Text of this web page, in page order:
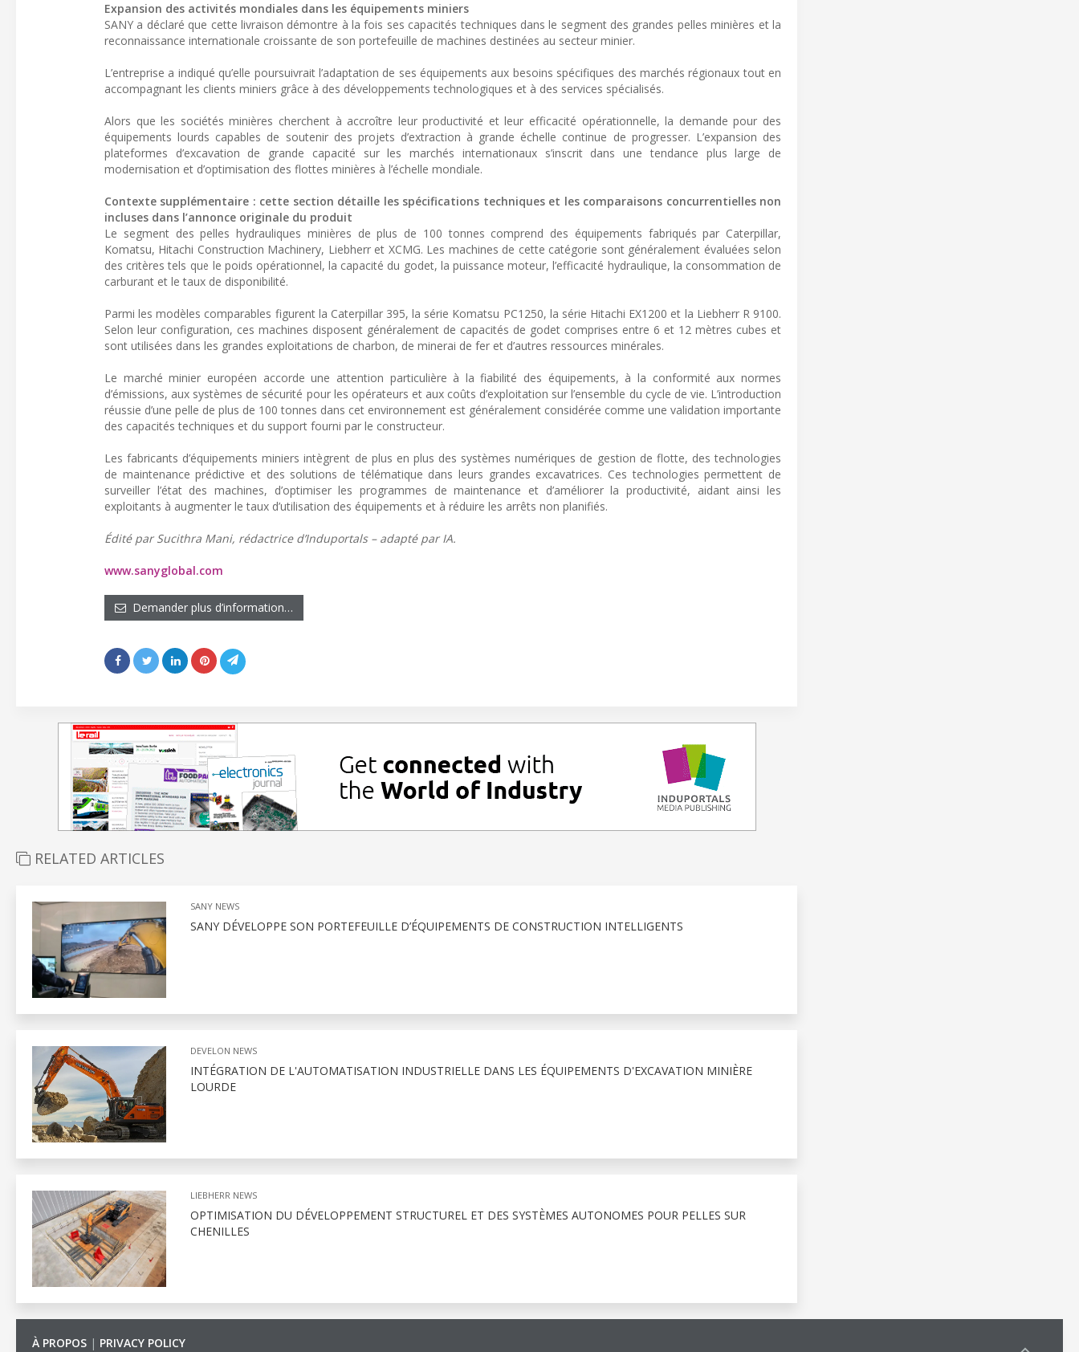
Expansion des activités mondiales dans les équipements miniers
SANY a déclaré que cette livraison démontre à la fois ses capacités techniques dans le segment des grandes pelles minières et la
reconnaissance internationale croissante de son portefeuille de machines destinées au secteur minier.
L’entreprise a indiqué qu’elle poursuivrait l’adaptation de ses équipements aux besoins spécifiques des marchés régionaux tout en
accompagnant les clients miniers grâce à des développements technologiques et à des services spécialisés.
Alors que les sociétés minières cherchent à accroître leur productivité et leur efficacité opérationnelle, la demande pour des
équipements lourds capables de soutenir des projets d’extraction à grande échelle continue de progresser. L’expansion des
plateformes d’excavation de grande capacité sur les marchés internationaux s’inscrit dans une tendance plus large de
modernisation et d’optimisation des flottes minières à l’échelle mondiale.
Contexte supplémentaire : cette section détaille les spécifications techniques et les comparaisons concurrentielles non
incluses dans l’annonce originale du produit
Le segment des pelles hydrauliques minières de plus de 100 tonnes comprend des équipements fabriqués par Caterpillar,
Komatsu, Hitachi Construction Machinery, Liebherr et XCMG. Les machines de cette catégorie sont généralement évaluées selon
des critères tels que le poids opérationnel, la capacité du godet, la puissance moteur, l’efficacité hydraulique, la consommation de
carburant et le taux de disponibilité.
Parmi les modèles comparables figurent la Caterpillar 395, la série Komatsu PC1250, la série Hitachi EX1200 et la Liebherr R 9100.
Selon leur configuration, ces machines disposent généralement de capacités de godet comprises entre 6 et 12 mètres cubes et
sont utilisées dans les grandes exploitations de charbon, de minerai de fer et d’autres ressources minérales.
Le marché minier européen accorde une attention particulière à la fiabilité des équipements, à la conformité aux normes
d’émissions, aux systèmes de sécurité pour les opérateurs et aux coûts d’exploitation sur l’ensemble du cycle de vie. L’introduction
réussie d’une pelle de plus de 100 tonnes dans cet environnement est généralement considérée comme une validation importante
des capacités techniques et du support fourni par le constructeur.
Les fabricants d’équipements miniers intègrent de plus en plus des systèmes numériques de gestion de flotte, des technologies
de maintenance prédictive et des solutions de télématique dans leurs grandes excavatrices. Ces technologies permettent de
surveiller l’état des machines, d’optimiser les programmes de maintenance et d’améliorer la productivité, aidant ainsi les
exploitants à augmenter le taux d’utilisation des équipements et à réduire les arrêts non planifiés.
Édité par Sucithra Mani, rédactrice d’Induportals – adapté par IA.
www.sanyglobal.com
Demander plus d’information…
RELATED ARTICLES
SANY NEWS
SANY DÉVELOPPE SON PORTEFEUILLE D’ÉQUIPEMENTS DE CONSTRUCTION INTELLIGENTS
DEVELON NEWS
INTÉGRATION DE L'AUTOMATISATION INDUSTRIELLE DANS LES ÉQUIPEMENTS D'EXCAVATION MINIÈRE
LOURDE
LIEBHERR NEWS
OPTIMISATION DU DÉVELOPPEMENT STRUCTUREL ET DES SYSTÈMES AUTONOMES POUR PELLES SUR
CHENILLES
À PROPOS | PRIVACY POLICY